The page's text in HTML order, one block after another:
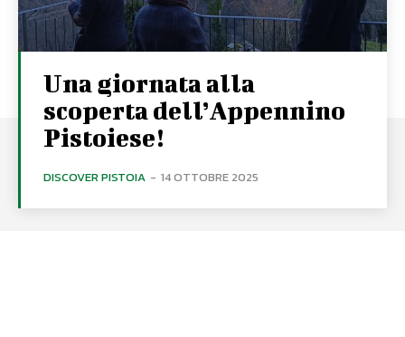
Una giornata alla
scoperta dell’Appennino
Pistoiese!
DISCOVER PISTOIA - 14 OTTOBRE 2025